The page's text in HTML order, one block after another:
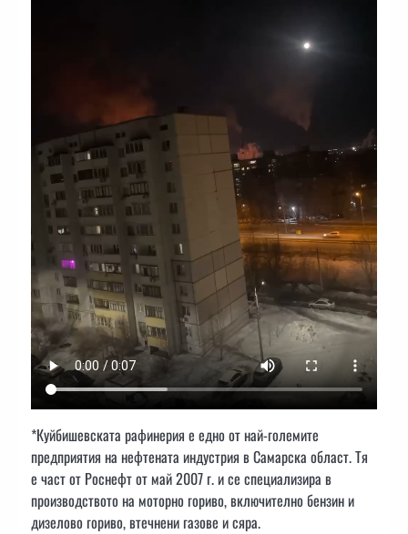
*Куйбишевската рафинерия е едно от най-големите
предприятия на нефтената индустрия в Самарска област. Тя
е част от Роснефт от май 2007 г. и се специализира в
производството на моторно гориво, включително бензин и
дизелово гориво, втечнени газове и сяра.